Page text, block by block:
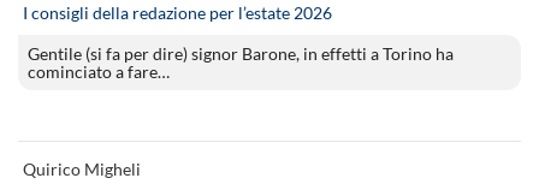
I consigli della redazione per l’estate 2026
Gentile (si fa per dire) signor Barone, in effetti a Torino ha
cominciato a fare…
Quirico Migheli